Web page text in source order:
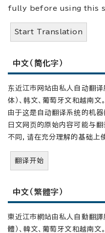
fully before using this
Start Translation
中文（简化字）
东近江市网站由私人自动翻译
体）、韩文、葡萄牙文和越南文。
由于这是自动翻译系统的机器
日文网页的原始内容可能与
不同，请在充分理解的基础上
翻译开始
中文（繁體字）
東近江市網站由私人自動翻譯
體）、韓文、葡萄牙文和越南文。